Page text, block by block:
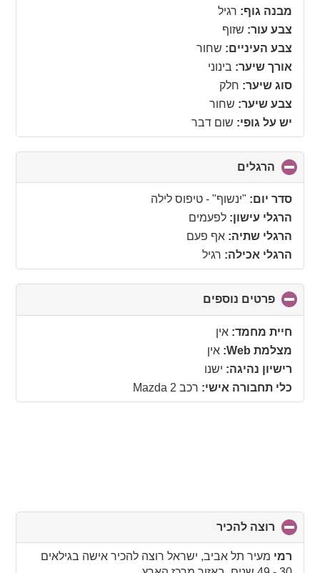
מבנה גוף: רגיל
צבע עור: שזוף
צבע העיניים: שחור
אורך שיער: בינוני
סוג שיער: חלק
צבע שיער: שחור
יש על גופי: שום דבר
הרגלים
to
collapse
contents
סדר יום: "ינשוף" - טיפוס לילה
הרגלי עישון: לפעמים
הרגלי שתיה: אף פעם
הרגלי אכילה: רגיל
פרטים נוספים
to
חיית מחמד: אין
מצלמת Web:
אין
רישיון נהיגה: ישנו
כלי תחבורה אישי: רכב Mazda 2
רוצה להכיר
to
collapse
contents
רמי מעיר תל אביב, ישראל רוצה להכיר אישה בגילאים